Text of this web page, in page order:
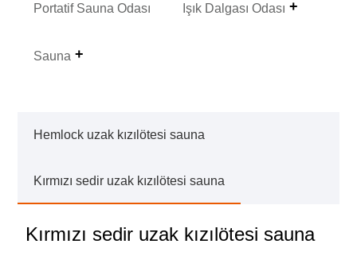
Portatif Sauna Odası Işık Dalgası Odası
Sauna
Hemlock uzak kızılötesi sauna
Kırmızı sedir uzak kızılötesi sauna
Kırmızı sedir uzak kızılötesi sauna